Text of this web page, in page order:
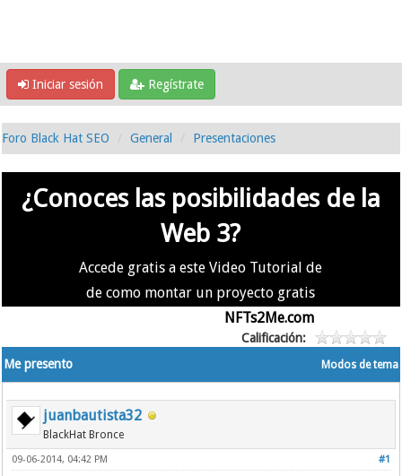
Iniciar sesión Regístrate
Foro Black Hat SEO General Presentaciones
¿Conoces las posibilidades de la
Web 3?
Accede gratis a este Video Tutorial de
de como montar un proyecto gratis
NFTs2Me.com
Calificación:
Modos de tema
Me presento
juanbautista32
BlackHat Bronce
#1
09-06-2014, 04:42 PM